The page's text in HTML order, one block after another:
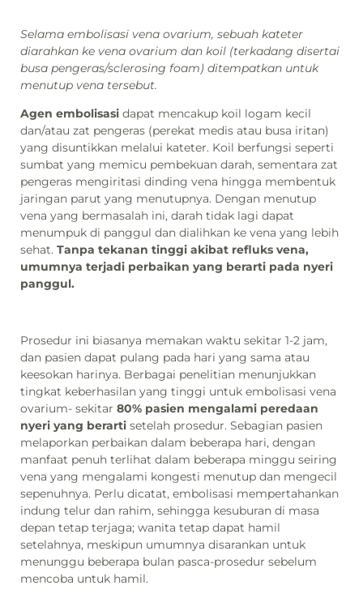
Selama embolisasi vena ovarium, sebuah kateter
diarahkan ke vena ovarium dan koil (terkadang disertai
busa pengeras/sclerosing foam) ditempatkan untuk
menutup vena tersebut.
Agen embolisasi dapat mencakup koil logam kecil
dan/atau zat pengeras (perekat medis atau busa iritan)
yang disuntikkan melalui kateter. Koil berfungsi seperti
sumbat yang memicu pembekuan darah, sementara zat
pengeras mengiritasi dinding vena hingga membentuk
jaringan parut yang menutupnya. Dengan menutup
vena yang bermasalah ini, darah tidak lagi dapat
menumpuk di panggul dan dialihkan ke vena yang lebih
sehat. Tanpa tekanan tinggi akibat refluks vena,
umumnya terjadi perbaikan yang berarti pada nyeri
panggul.
Prosedur ini biasanya memakan waktu sekitar 1-2 jam,
dan pasien dapat pulang pada hari yang sama atau
keesokan harinya. Berbagai penelitian menunjukkan
tingkat keberhasilan yang tinggi untuk embolisasi vena
ovarium- sekitar 80% pasien mengalami peredaan
nyeri yang berarti setelah prosedur. Sebagian pasien
melaporkan perbaikan dalam beberapa hari, dengan
manfaat penuh terlihat dalam beberapa minggu seiring
vena yang mengalami kongesti menutup dan mengecil
sepenuhnya. Perlu dicatat, embolisasi mempertahankan
indung telur dan rahim, sehingga kesuburan di masa
depan tetap terjaga; wanita tetap dapat hamil
setelahnya, meskipun umumnya disarankan untuk
menunggu beberapa bulan pasca-prosedur sebelum
mencoba untuk hamil.